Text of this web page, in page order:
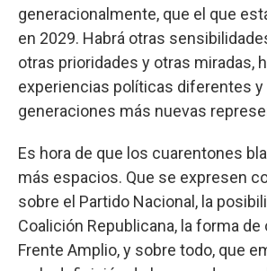
generacionalmente, que el que
en 2029. Habrá otras
otras prioridades y otras miradas,
experiencias políticas diferentes y
generaciones más nuevas
Es hora de que los cuarentones
más espacios. Que se expresen
sobre el Partido Nacional, la
Coalición Republicana, la forma de
Frente Amplio, y sobre todo, que